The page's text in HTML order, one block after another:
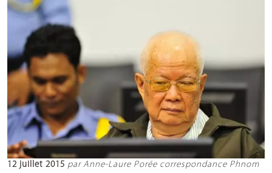
12 juillet 2015 par Anne-Laure Porée correspondance Phnom